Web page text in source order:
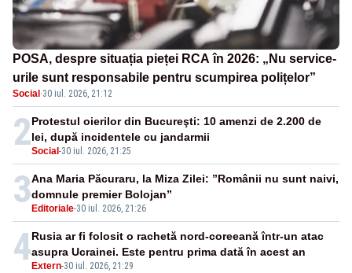
POSA, despre situația pieței RCA în 2026: „Nu service-
urile sunt responsabile pentru scumpirea polițelor”
Social ·30 iul. 2026, 21:12
2Social -30 iul. 2026, 21:25
Protestul oierilor din Bucureşti: 10 amenzi de 2.200 de
lei, după incidentele cu jandarmii
3 Editoriale-30 iul. 2026, 21:26
Ana Maria Păcuraru, la Miza Zilei: ”Românii nu sunt naivi,
domnule premier Bolojan”
4 Extern-30 iul. 2026, 21:29
Rusia ar fi folosit o rachetă nord-coreeană într-un atac
asupra Ucrainei. Este pentru prima dată în acest an